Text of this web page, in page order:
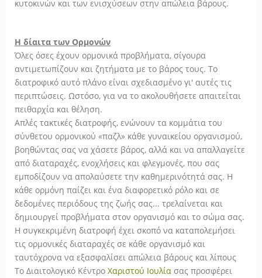
κυτοκινών και των ενισχύσεων στην απώλεια βάρους.
Η δίαιτα των Ορμονών
Όλες όσες έχουν ορμονικά προβλήματα, σίγουρα
αντιμετωπίζουν και ζητήματα με το βάρος τους. Το
διατροφικό αυτό πλάνο είναι σχεδιασμένο γι' αυτές τις
περιπτώσεις. Ωστόσο, για να το ακολουθήσετε απαιτείται
πειθαρχία και θέληση.
Απλές τακτικές διατροφής, ενώνουν τα κομμάτια του
σύνθετου ορμονικού «παζλ» κάθε γυναικείου οργανισμού,
βοηθώντας σας να χάσετε βάρος, αλλά και να απαλλαγείτε
από διαταραχές, ενοχλήσεις και φλεγμονές, που σας
εμποδίζουν να απολαύσετε την καθημερινότητά σας. Η
κάθε ορμόνη παίζει και ένα διαφορετικό ρόλο και σε
δεδομένες περιόδους της ζωής σας... τρελαίνεται και
δημιουργεί προβλήματα στον οργανισμό και το σώμα σας.
Η συγκεκριμένη διατροφή έχει σκοπό να καταπολεμήσει
τις ορμονικές διαταραχές σε κάθε οργανισμό και
ταυτόχρονα να εξασφαλίσει απώλεια βάρους και λίπους
Το Διαιτολογικό Κέντρο Χαριστού Ιουλία σας προσφέρει